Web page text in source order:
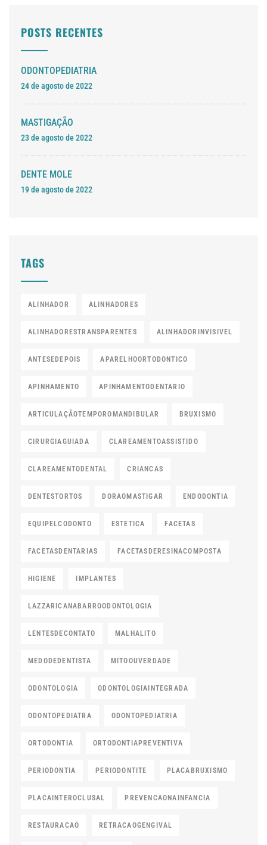
POSTS RECENTES
ODONTOPEDIATRIA
24 de agosto de 2022
MASTIGAÇÃO
23 de agosto de 2022
DENTE MOLE
19 de agosto de 2022
TAGS
ALINHADOR ALINHADORES
ALINHADORESTRANSPARENTES ALINHADORINVISIVEL
ANTESEDEPOIS APARELHOORTODONTICO
APINHAMENTO APINHAMENTODENTARIO
ARTICULAÇÃOTEMPOROMANDIBULAR BRUXISMO
CIRURGIAGUIADA CLAREAMENTOASSISTIDO
CLAREAMENTODENTAL CRIANCAS
DENTESTORTOS DORAOMASTIGAR ENDODONTIA
EQUIPELCODONTO ESTETICA FACETAS
FACETASDENTARIAS FACETASDERESINACOMPOSTA
HIGIENE IMPLANTES
LAZZARICANABARROODONTOLOGIA
LENTESDECONTATO MALHALITO
MEDODEDENTISTA MITOOUVERDADE
ODONTOLOGIA ODONTOLOGIAINTEGRADA
ODONTOPEDIATRA ODONTOPEDIATRIA
ORTODONTIA ORTODONTIAPREVENTIVA
PERIODONTIA PERIODONTITE PLACABRUXISMO
PLACAINTEROCLUSAL PREVENCAONAINFANCIA
RESTAURACAO RETRACAOGENGIVAL